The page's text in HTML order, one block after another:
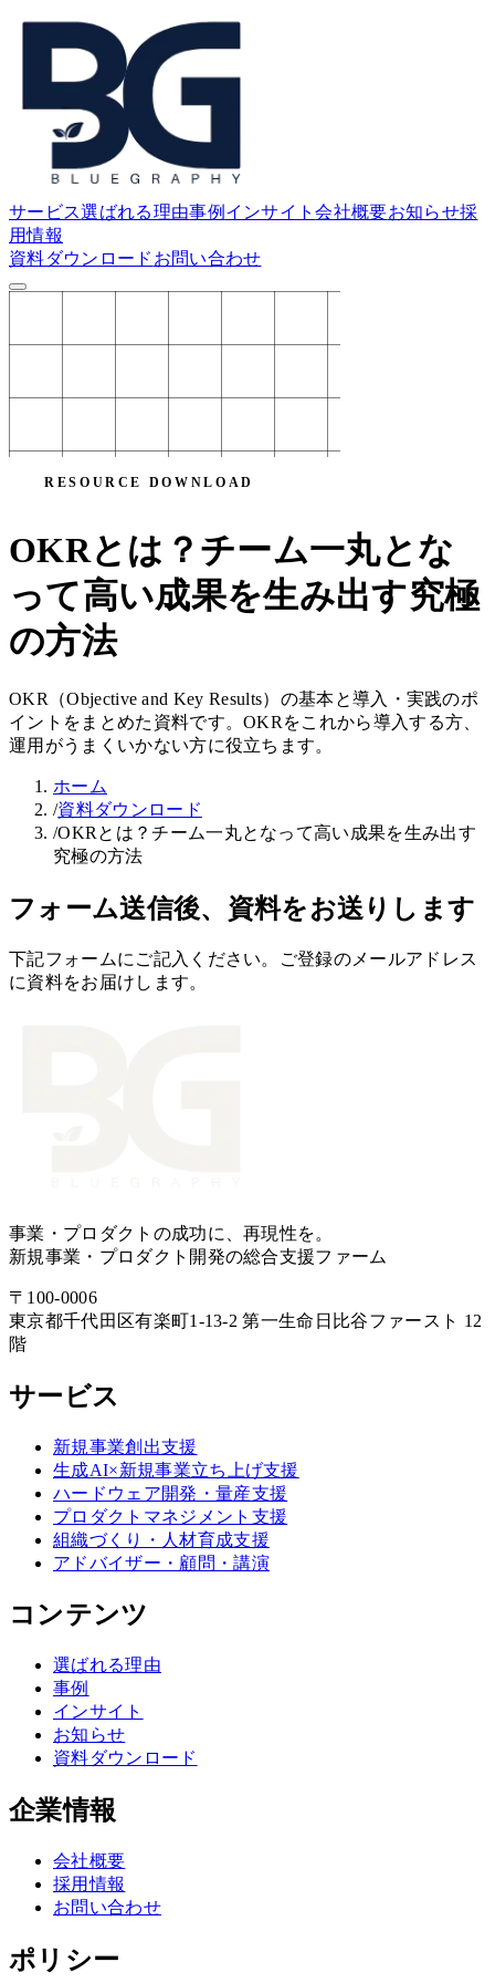
サービス選ばれる理由事例 インサイト会社概要お知らせ採
用情報
資料ダウンロード お問い合わせ
RESOURCE DOWNLOAD
OKRとは？チーム一丸とな
って高い成果を生み出す究極
の方法
OKR（Objective and Key Results）の基本と導入・実践のポ
イントをまとめた資料です。OKRをこれから導入する方、
運用がうまくいかない方に役立ちます。
ホーム
/資料ダウンロード
/OKRとは？チーム一丸となって高い成果を生み出す
究極の方法
フォーム送信後、資料をお送りします
下記フォームにご記入ください。ご登録のメールアドレス
に資料をお届けします。
事業・プロダクトの成功に、再現性を。
新規事業・プロダクト開発の総合支援ファーム
〒 100-0006
東京都千代田区有楽町1-13-2 第一生命日比谷ファースト 12
階
サービス
新規事業創出支援
生成AI×新規事業立ち上げ支援
ハードウェア開発・量産支援
プロダクトマネジメント支援
組織づくり・人材育成支援
アドバイザー・顧問・講演
コンテンツ
選ばれる理由
事例
インサイト
お知らせ
資料ダウンロード
企業情報
会社概要
採用情報
お問い合わせ
ポリシー